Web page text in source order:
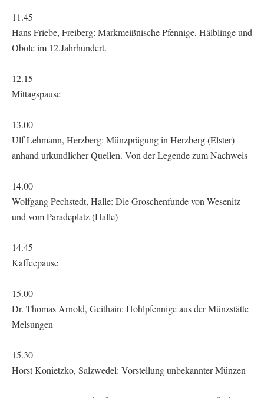
11.45
Hans Friebe, Freiberg: Markmeißnische Pfennige, Hälblinge und
Obole im 12.Jahrhundert.
12.15
Mittagspause
13.00
Ulf Lehmann, Herzberg: Münzprägung in Herzberg (Elster)
anhand urkundlicher Quellen. Von der Legende zum Nachweis
14.00
Wolfgang Pechstedt, Halle: Die Groschenfunde von Wesenitz
und vom Paradeplatz (Halle)
14.45
Kaffeepause
15.00
Dr. Thomas Arnold, Geithain: Hohlpfennige aus der Münzstätte
Melsungen
15.30
Horst Konietzko, Salzwedel: Vorstellung unbekannter Münzen